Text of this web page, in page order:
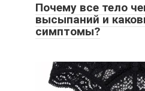
Почему все тело
высыпаний и
симптомы?